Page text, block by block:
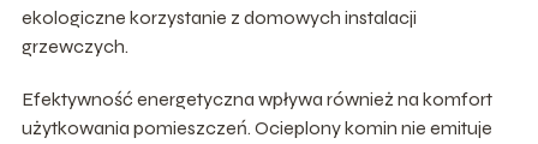
ekologiczne korzystanie z domowych instalacji
grzewczych.
Efektywność energetyczna wpływa również na komfort
użytkowania pomieszczeń. Ocieplony komin nie emituje